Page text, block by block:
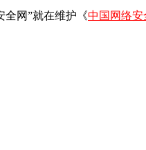
全网”就在维护《中国网络